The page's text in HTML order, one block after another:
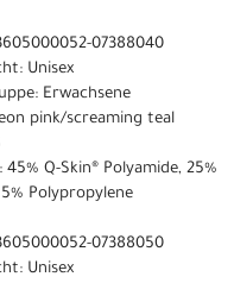
07388040
Unisex
Erwachsene
pink/screaming teal
45% Q-Skin® Polyamide, 25%
Polypropylene
07388050
Unisex